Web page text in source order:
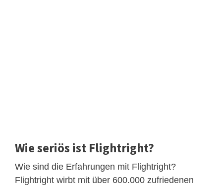
Wie seriös ist Flightright?
Wie sind die Erfahrungen mit Flightright?
Flightright wirbt mit über 600.000 zufriedenen